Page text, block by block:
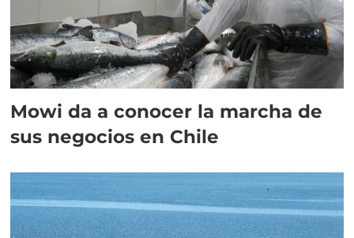
Mowi da a conocer la marcha de
sus negocios en Chile